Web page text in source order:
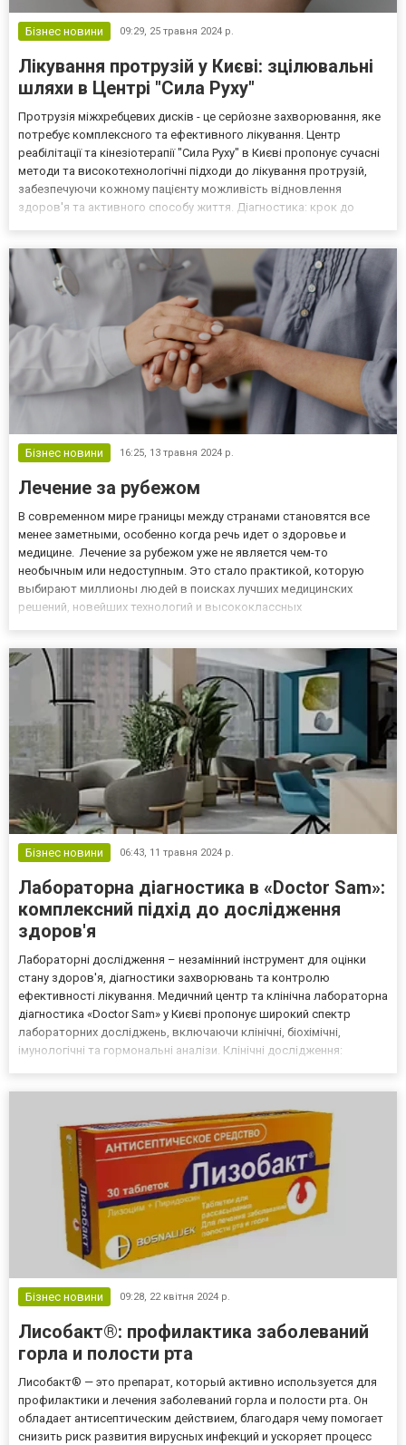
Бізнес новини 09:29, 25 травня 2024 р.
Лікування протрузій у Києві: зцілювальні
шляхи в Центрі "Сила Руху"
Протрузія міжхребцевих дисків - це серйозне захворювання, яке
потребує комплексного та ефективного лікування. Центр
реабілітації та кінезіотерапії "Сила Руху" в Києві пропонує сучасні
методи та високотехнологічні підходи до лікування протрузій,
забезпечуючи кожному пацієнту можливість відновлення
здоров'я та активного способу життя. Діагностика: крок до
Бізнес новини 16:25, 13 травня 2024 р.
Лечение за рубежом
В современном мире границы между странами становятся все
менее заметными, особенно когда речь идет о здоровье и
медицине. Лечение за рубежом уже не является чем-то
необычным или недоступным. Это стало практикой, которую
выбирают миллионы людей в поисках лучших медицинских
решений, новейших технологий и высококлассных
каждом шагу пути к здо...
Бізнес новини 06:43, 11 травня 2024 р.
Лабораторна діагностика в «Doctor Sam»:
комплексний підхід до дослідження
здоров'я
Лабораторні дослідження – незамінний інструмент для оцінки
стану здоров'я, діагностики захворювань та контролю
ефективності лікування. Медичний центр та клінічна лабораторна
діагностика «Doctor Sam» у Києві пропонує широкий спектр
лабораторних досліджень, включаючи клінічні, біохімічні,
імунологічні та гормональні аналізи. Клінічні дослідження:
Бізнес новини 09:28, 22 квітня 2024 р.
Лисобакт®: профилактика заболеваний
горла и полости рта
Лисобакт® — это препарат, который активно используется для
профилактики и лечения заболеваний горла и полости рта. Он
обладает антисептическим действием, благодаря чему помогает
снизить риск развития вирусных инфекций и ускоряет процесс